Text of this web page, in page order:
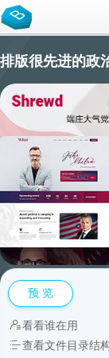
排版很先进的政
预 览
看看谁在用
查看文件目录结